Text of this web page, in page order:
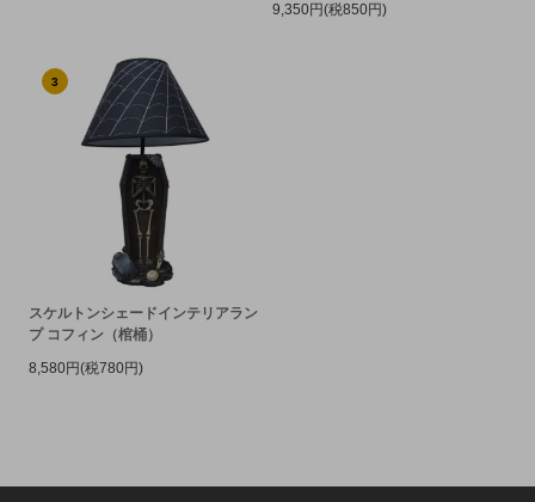
9,350円(税850円)
3
スケルトンシェードインテリアラン
プ コフィン（棺桶）
8,580円(税780円)